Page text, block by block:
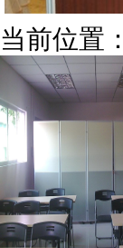
广东东莞新禧大酒店
当前位置：